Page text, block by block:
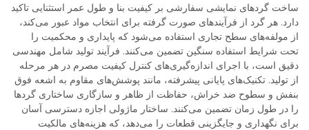
ساخت گردهای نمایشی سفارشی بر کیفیت بنا و طول عمر استثنایی تاکید
دارد. هر گرد از فرآیندهای صورت گرفته برای انتخاب مواد عبور می‌کند،
از مولفه‌های سطح تجاری استفاده می‌شود که پایداری و محکمیت را
تحت شرایط استفاده سنگین تضمین می‌کنند. فرآیند تولید شامل مهندسی
دقیق است، با اجرای اندازه‌گیری‌های کنترل کیفیت مصرم در هر مرحله
از تولید. تکنیک‌های پایانی پیشرفته، مانند پوشش‌های مقاوم به اشعه فوق
بنفش و سطوح ضد خراش، حفاظت از ظاهر و سازگاری ساختاری گردها
را در طول زمان تضمین می‌کنند. ساختار ماژولی اجازه دسترسی آسان
برای نگهداری و جایگزینی قطعات را می‌دهد، که هزینه‌های مالکیت